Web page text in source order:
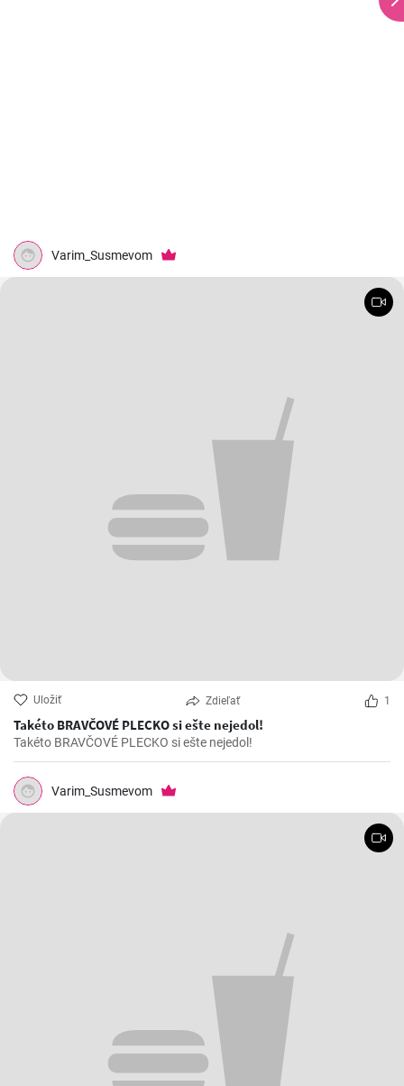
Varim_Susmevom
Uložiť Zdieľať 1
Takéto BRAVČOVÉ PLECKO si ešte nejedol!
Takéto BRAVČOVÉ PLECKO si ešte nejedol!
Varim_Susmevom